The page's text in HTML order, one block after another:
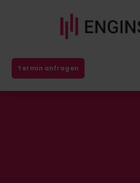
Termin anfragen